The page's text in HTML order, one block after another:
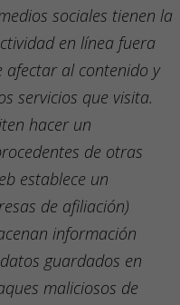
sociales tienen la
en línea fuera
afectar al contenido y
servicios que visita.
hacer un
de otras
establece un
de afiliación)
información
guardados en
maliciosos de